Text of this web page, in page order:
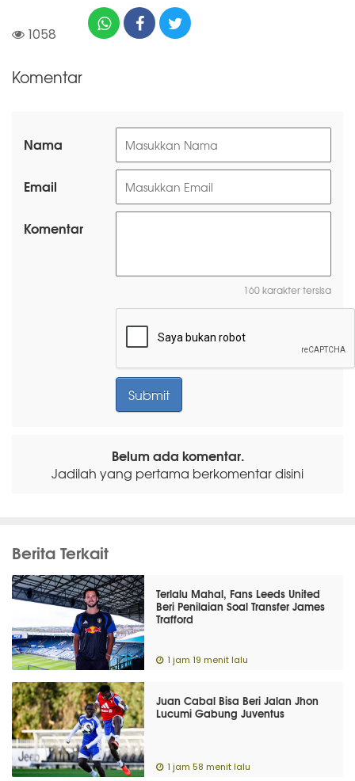
1058
Komentar
Nama
Email
Komentar
160 karakter tersisa
Belum ada komentar.
Jadilah yang pertama berkomentar disini
Berita Terkait
Terlalu Mahal, Fans Leeds United
Beri Penilaian Soal Transfer James
Trafford
1 jam 19 menit lalu
Juan Cabal Bisa Beri Jalan Jhon
Lucumi Gabung Juventus
1 jam 58 menit lalu